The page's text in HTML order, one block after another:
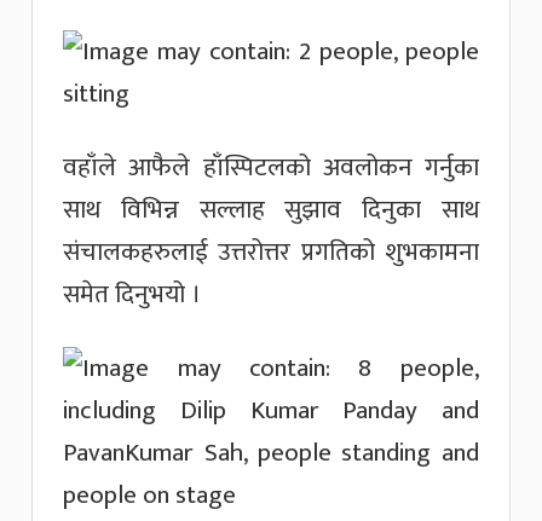
वहाँले आफैले हाँस्पिटलको अवलोकन गर्नुका
साथ विभिन्न सल्लाह सुझाव दिनुका साथ
संचालकहरुलाई उत्तरोत्तर प्रगतिको शुभकामना
समेत दिनुभयो ।